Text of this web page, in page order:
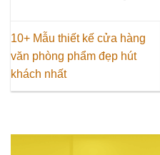
10+ Mẫu thiết kế cửa hàng
văn phòng phẩm đẹp hút
khách nhất